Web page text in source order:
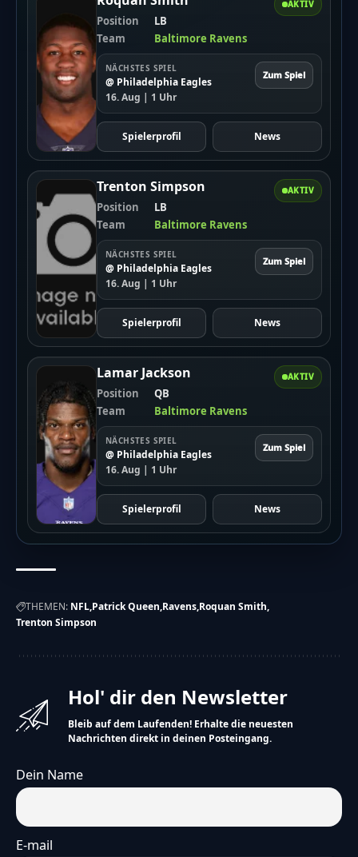
AKTIV
Position
LB
Team
Baltimore Ravens
NÄCHSTES SPIEL
@ Philadelphia Eagles
16. Aug | 1 Uhr
Zum Spiel
Spielerprofil News
AKTIV
Trenton Simpson
Position
LB
Team
Baltimore Ravens
NÄCHSTES SPIEL
@ Philadelphia Eagles
16. Aug | 1 Uhr
Zum Spiel
Spielerprofil News
AKTIV
Lamar Jackson
Position
QB
Team
Baltimore Ravens
NÄCHSTES SPIEL
@ Philadelphia Eagles
16. Aug | 1 Uhr
Zum Spiel
Spielerprofil News
THEMEN: NFL Patrick Queen Ravens Roquan Smith
Trenton Simpson
Hol' dir den Newsletter
Bleib auf dem Laufenden! Erhalte die neuesten
Nachrichten direkt in deinen Posteingang.
Dein Name
E-mail